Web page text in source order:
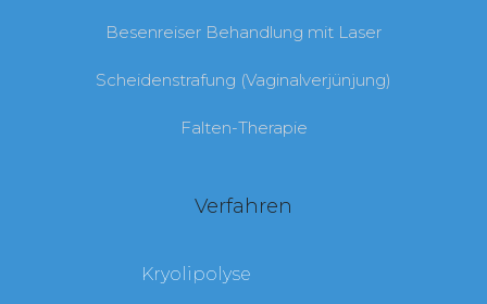
Besenreiser Behandlung mit Laser
Scheidenstrafung (Vaginalverjünjung)
Falten-Therapie
Verfahren
Kryolipolyse